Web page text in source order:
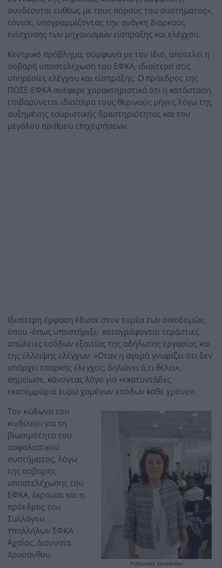
συνδέονται ευθέως με τους πόρους του συστήματος»,
τόνισε, υπογραμμίζοντας την ανάγκη διαρκούς
ενίσχυσης των μηχανισμών είσπραξης και ελέγχου.
Κεντρικό πρόβλημα, σύμφωνα με τον ίδιο, αποτελεί η
σοβαρή υποστελέχωση του ΕΦΚΑ, ιδιαίτερα στις
υπηρεσίες ελέγχου και είσπραξης. Ο πρόεδρος της
ΠΟΣΕ-ΕΦΚΑ ανέφερε χαρακτηριστικά ότι η κατάσταση
επιβαρύνεται ιδιαίτερα τους θερινούς μήνες λόγω της
αυξημένης τουριστικής δραστηριότητας και του
μεγάλου αριθμού επιχειρήσεων.
Ιδιαίτερη έμφαση έδωσε στον τομέα των οικοδομών,
όπου -όπως υποστήριξε- καταγράφονται τεράστιες
απώλειες εσόδων εξαιτίας της αδήλωτης εργασίας και
της έλλειψης ελέγχων. «Oταν η αγορά γνωρίζει ότι δεν
υπάρχει επαρκής έλεγχος, δηλώνει ό,τι θέλει»,
σημείωσε, κάνοντας λόγο για «εκατοντάδες
εκατομμύρια ευρώ χαμένων εσόδων κάθε χρόνο».
H Διονυσία Χρυσάνθου
Τον κώδωνα του
κινδύνου για τη
βιωσιμότητα του
ασφαλιστικού
συστήματος, λόγω
της σοβαρής
υποστελέχωσης του
ΕΦΚΑ, έκρουσε και η
πρόεδρος του
Συλλόγου
Υπαλλήλων ΕΦΚΑ
Αχαΐας, Διονυσία
Χρυσάνθου.